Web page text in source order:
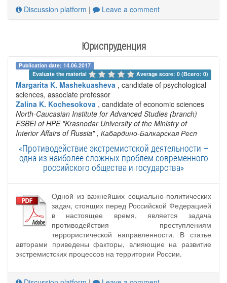
Discussion platform | Leave a comment
Юриспруденция
Publication date: 14.06.2017
Evaluate the material
Average score: 0 (Всего: 0)
Margarita K. Mashekuasheva , candidate of psychological
sciences, associate professor
Zalina K. Kochesokova , candidate of economic sciences
North-Caucasian Institute for Advanced Studies (branch)
FSBEI of HPE "Krasnodar University of the Ministry of
Interior Affairs of Russia" , Кабардино-Балкарская Респ
«Противодействие экстремистской деятельности –
одна из наиболее сложных проблем современного
российского общества и государства»
Одной из важнейших социально-политических
задач, стоящих перед Российской Федерацией
в настоящее время, является задача
противодействия преступлениям
террористической направленности. В статье
авторами приведены факторы, влияющие на развитие
экстремистских процессов на территории России.